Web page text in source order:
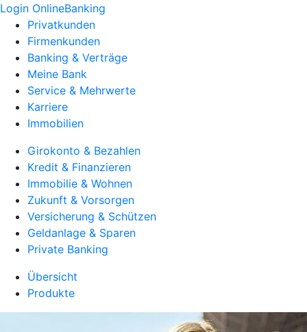
Login OnlineBanking
Privatkunden
Firmenkunden
Banking & Verträge
Meine Bank
Service & Mehrwerte
Karriere
Immobilien
Girokonto & Bezahlen
Kredit & Finanzieren
Immobilie & Wohnen
Zukunft & Vorsorgen
Versicherung & Schützen
Geldanlage & Sparen
Private Banking
Übersicht
Produkte